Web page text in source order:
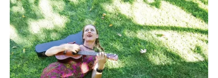
ΗΠΑ: Ο Αμερικανικός
Ερυθρός Σταυρός πιάστηκε
να αναμειγνύει αίμα
εμβολιασμένων με αίμα...
Ο Τραμπ αποκαλύπτει τον
μεγαλύτερο φόβο του,
προειδοποιεί «Βρισκόμαστε
στην πιο επικίνδυνη...